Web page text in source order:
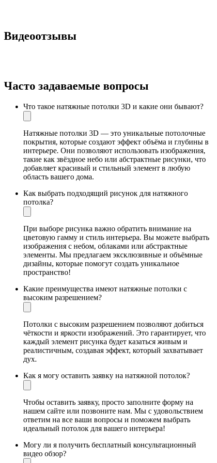
Видеоотзывы
Часто задаваемые вопросы
Что такое натяжные потолки 3D и какие они бывают?
Натяжные потолки 3D — это уникальные потолочные
покрытия, которые создают эффект объёма и глубины в
интерьере. Они позволяют использовать изображения,
такие как звёздное небо или абстрактные рисунки, что
добавляет красивый и стильный элемент в любую
область вашего дома.
Как выбрать подходящий рисунок для натяжного
потолка?
При выборе рисунка важно обратить внимание на
цветовую гамму и стиль интерьера. Вы можете выбрать
изображения с небом, облаками или абстрактные
элементы. Мы предлагаем эксклюзивные и объёмные
дизайны, которые помогут создать уникальное
пространство!
Какие преимущества имеют натяжные потолки с
высоким разрешением?
Потолки с высоким разрешением позволяют добиться
чёткости и яркости изображений. Это гарантирует, что
каждый элемент рисунка будет казаться живым и
реалистичным, создавая эффект, который захватывает
дух.
Как я могу оставить заявку на натяжной потолок?
Чтобы оставить заявку, просто заполните форму на
нашем сайте или позвоните нам. Мы с удовольствием
ответим на все ваши вопросы и поможем выбрать
идеальный потолок для вашего интерьера!
Могу ли я получить бесплатный консультационный
видео обзор?